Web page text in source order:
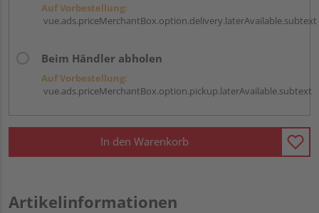
Auf Vorbestellung:
vue.ads.priceMerchantBox.option.delivery.laterAvailable.subtext
Beim Händler abholen
Auf Vorbestellung:
vue.ads.priceMerchantBox.option.pickup.laterAvailable.subtext
In den Warenkorb
Artikelinformationen